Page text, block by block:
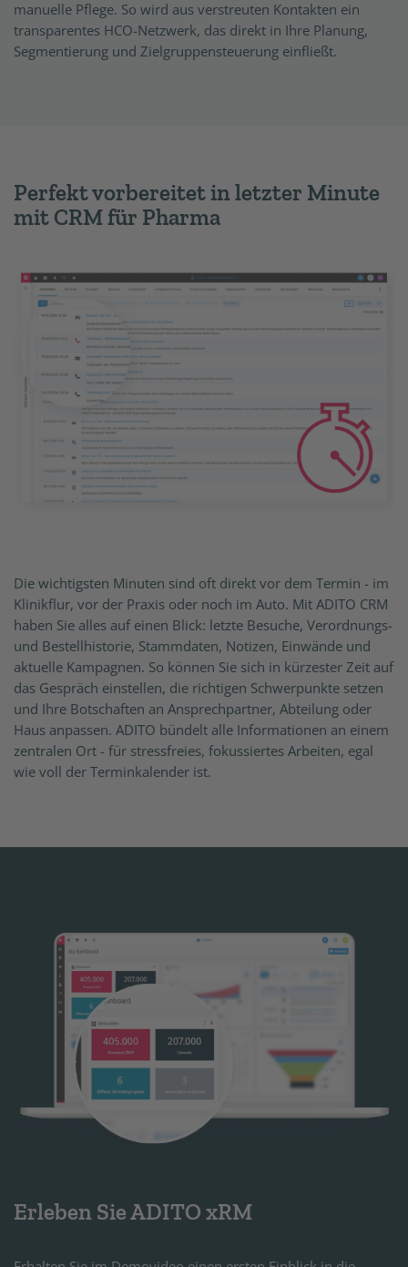
manuelle Pflege. So wird aus verstreuten Kontakten ein
transparentes HCO-Netzwerk, das direkt in Ihre Planung,
Segmentierung und Zielgruppensteuerung einfließt.
Perfekt vorbereitet in letzter Minute
mit CRM für Pharma
Die wichtigsten Minuten sind oft direkt vor dem Termin - im
Klinikflur, vor der Praxis oder noch im Auto. Mit ADITO CRM
haben Sie alles auf einen Blick: letzte Besuche, Verordnungs-
und Bestellhistorie, Stammdaten, Notizen, Einwände und
aktuelle Kampagnen. So können Sie sich in kürzester Zeit auf
das Gespräch einstellen, die richtigen Schwerpunkte setzen
und Ihre Botschaften an Ansprechpartner, Abteilung oder
Haus anpassen. ADITO bündelt alle Informationen an einem
zentralen Ort - für stressfreies, fokussiertes Arbeiten, egal
wie voll der Terminkalender ist.
Erleben Sie ADITO xRM